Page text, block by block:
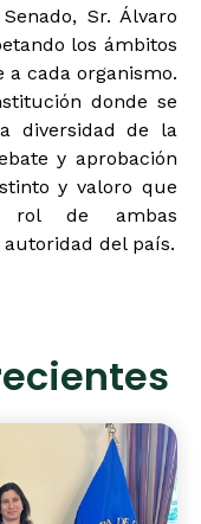
Sr. Álvaro
los ámbitos
cada organismo.
donde se
diversidad de la
y aprobación
y valoro que
rol de ambas
del país.